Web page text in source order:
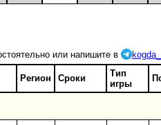
или напишите в
Регион Сроки
Тип
игры